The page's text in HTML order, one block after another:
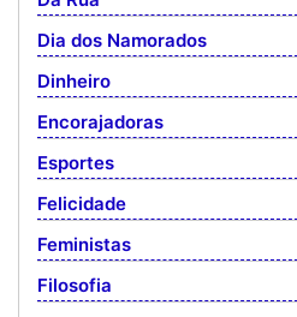
Dia dos Namorados
Dinheiro
Encorajadoras
Esportes
Felicidade
Feministas
Filosofia